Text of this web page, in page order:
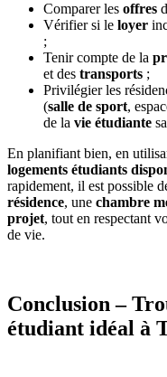
Comparer les offres
Vérifier si le loyer
;
Tenir compte de la
et des transports ;
Privilégier les
(salle de sport,
de la vie étudiante
En planifiant bien, en
logements étudiants
rapidement, il est possible
résidence, une chambre
projet, tout en respectant
de vie.
Conclusion –
étudiant idéal à